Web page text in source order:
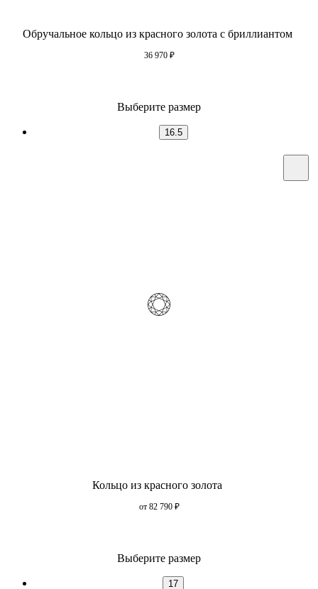
Обручальное кольцо из красного золота с бриллиантом
36 970 ₽
Выберите размер
16.5
Кольцо из красного золота
от 82 790 ₽
Выберите размер
17